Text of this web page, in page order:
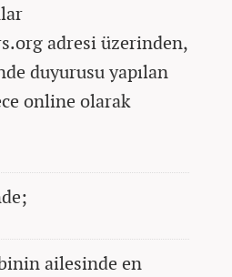
adresi üzerinden,
duyurusu yapılan
online olarak
ailesinde en